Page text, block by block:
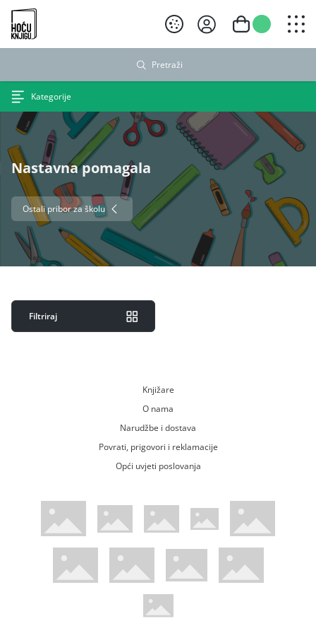
Hoću knjigu crni logo
Pretraži
Kategorije
Nastavna pomagala
Ostali pribor za školu
Filtriraj
Knjižare
O nama
Narudžbe i dostava
Povrati, prigovori i reklamacije
Opći uvjeti poslovanja
WsPay web stranicaMaestro web stranicaMastercard web stranicaAmerican Express web stranica
Visa web stranica
Diners web stranicaTrustwave certificiranoMastercard sigurnosni kod web
Pci Dss certificirano
Verified by Visa web stranica